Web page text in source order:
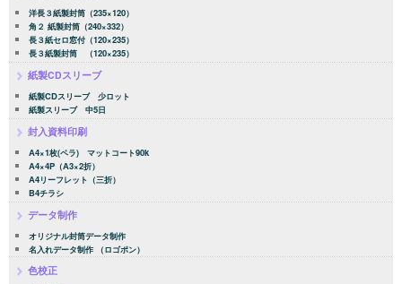
洋長３紙製封筒（235×120）
角２ 紙製封筒（240×332）
長３紙セロ窓付（120×235）
長３紙製封筒 （120×235）
紙製CDスリーブ
紙製CDスリーブ 少ロット
紙製スリーブ 中5日
封入資料印刷
A4×1枚(ペラ) マットコート90k
A4×4P（A3×2折）
A4リーフレット（三折）
B4チラシ
データ制作
オリジナル封筒データ制作
名入れデータ制作 （ロゴポン）
色校正